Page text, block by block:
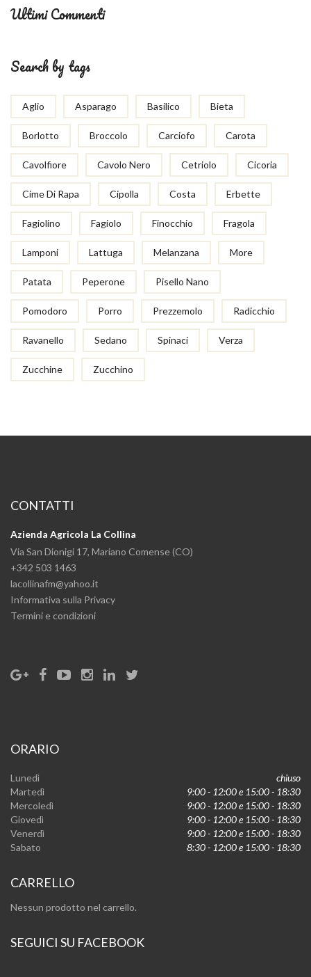
Ultimi Commenti
Search by tags
Aglio Asparago Basilico Bieta
Borlotto Broccolo Carciofo Carota
Cavolfiore Cavolo Nero Cetriolo Cicoria
Cime Di Rapa Cipolla Costa Erbette
Fagiolino Fagiolo Finocchio Fragola
Lamponi Lattuga Melanzana More
Patata Peperone Pisello Nano
Pomodoro Porro Prezzemolo Radicchio
Ravanello Sedano Spinaci Verza
Zucchine Zucchino
CONTATTI
Azienda Agricola La Collina
Via San Dionigi 17, Mariano Comense (CO)
+342 503 1463
lacollinafm@yahoo.it
Informativa sulla Privacy
Termini e condizioni
ORARIO
Lunedì
chiuso
Martedì
9:00 - 12:00 e 15:00 - 18:30
Mercoledì
9:00 - 12:00 e 15:00 - 18:30
Giovedì
9:00 - 12:00 e 15:00 - 18:30
Venerdì
9:00 - 12:00 e 15:00 - 18:30
Sabato
8:30 - 12:00 e 15:00 - 18:30
CARRELLO
Nessun prodotto nel carrello.
SEGUICI SU FACEBOOK